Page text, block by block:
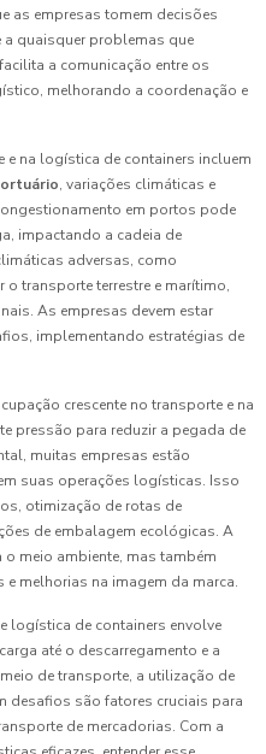
as empresas tomem decisões
quaisquer problemas que
a comunicação entre os
melhorando a coordenação e
na logística de containers incluem
, variações climáticas e
em portos pode
impactando a cadeia de
adversas, como
o transporte terrestre e marítimo,
As empresas devem estar
implementando estratégias de
crescente no transporte e na
pressão para reduzir a pegada de
muitas empresas estão
suas operações logísticas. Isso
otimização de rotas de
de embalagem ecológicas. A
meio ambiente, mas também
melhorias na imagem da marca.
logística de containers envolve
até o descarregamento e a
de transporte, a utilização de
desafios são fatores cruciais para
de mercadorias. Com a